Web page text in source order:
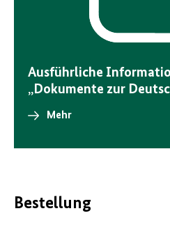
Ausführliche
„Dokumente zur
Mehr
Bestellung